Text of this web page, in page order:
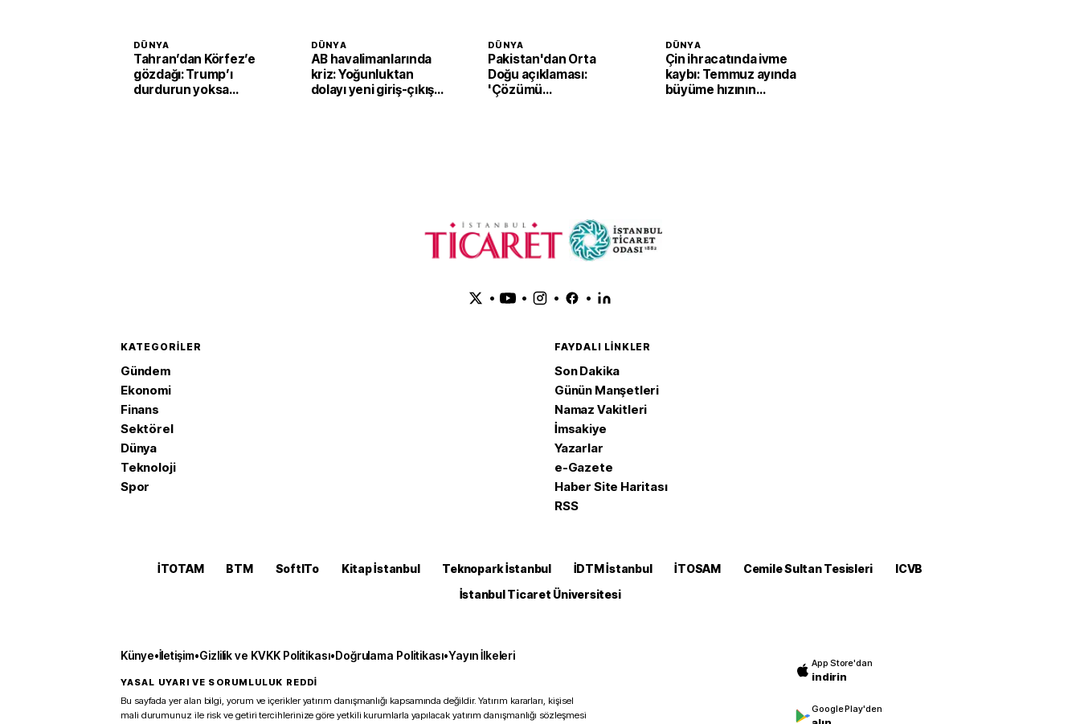
DÜNYA
Tahran’dan Körfez’e
gözdağı: Trump’ı
durdurun yoksa
DÜNYA
AB havalimanlarında
kriz: Yoğunluktan
dolayı yeni giriş-çıkış
DÜNYA
Pakistan'dan Orta
Doğu açıklaması:
'Çözümü
DÜNYA
Çin ihracatında ivme
kaybı: Temmuz ayında
büyüme hızının
• • • •
KATEGORILER
Gündem
Ekonomi
Finans
Sektörel
Dünya
Teknoloji
Spor
FAYDALI LINKLER
Son Dakika
Günün Manşetleri
Namaz Vakitleri
İmsakiye
Yazarlar
e-Gazete
Haber Site Haritası
RSS
İTOTAM BTM SoftITo Kitap İstanbul Teknopark İstanbul İDTM İstanbul İTOSAM Cemile Sultan Tesisleri
ICVB
İstanbul Ticaret Üniversitesi
Künye•İletişim•Gizlilik ve KVKK Politikası•Doğrulama Politikası•Yayın İlkeleri
YASAL UYARI VE SORUMLULUK REDDİ
Bu sayfada yer alan bilgi, yorum ve içerikler yatırım danışmanlığı kapsamında değildir. Yatırım kararları, kişisel
mali durumunuz ile risk ve getiri tercihlerinize göre yetkili kurumlarla yapılacak yatırım danışmanlığı sözleşmesi
App Store'dan
indirin
Google Play'den